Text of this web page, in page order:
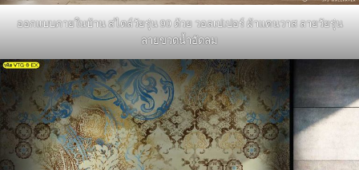
ออกแบบภายในบ้าน สไตล์วัยรุ่น 90 ด้วย วอลเปเปอร์ ผ้าแคนวาส ลายวัยรุ่น
ลายขวดน้ำอัดลม